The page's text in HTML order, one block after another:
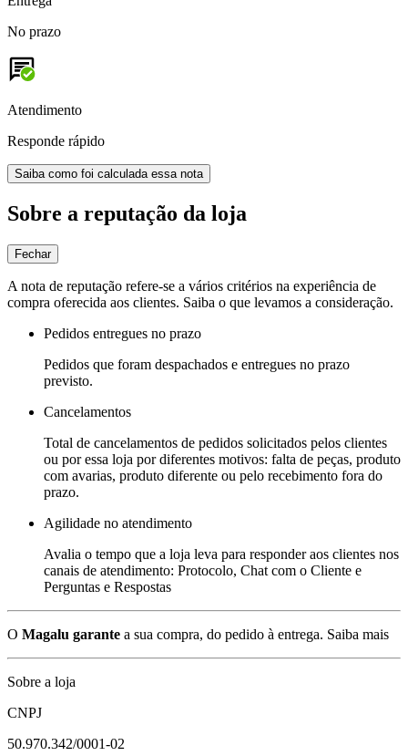
No prazo
Atendimento
Responde rápido
Saiba como foi calculada essa nota
Sobre a reputação da loja
Fechar
A nota de reputação refere-se a vários critérios na experiência de
compra oferecida aos clientes. Saiba o que levamos a consideração.
Pedidos entregues no prazo
Pedidos que foram despachados e entregues no prazo
previsto.
Cancelamentos
Total de cancelamentos de pedidos solicitados pelos clientes
ou por essa loja por diferentes motivos: falta de peças, produto
com avarias, produto diferente ou pelo recebimento fora do
prazo.
Agilidade no atendimento
Avalia o tempo que a loja leva para responder aos clientes nos
canais de atendimento: Protocolo, Chat com o Cliente e
Perguntas e Respostas
O Magalu garante a sua compra, do pedido à entrega. Saiba mais
Sobre a loja
CNPJ
50.970.342/0001-02